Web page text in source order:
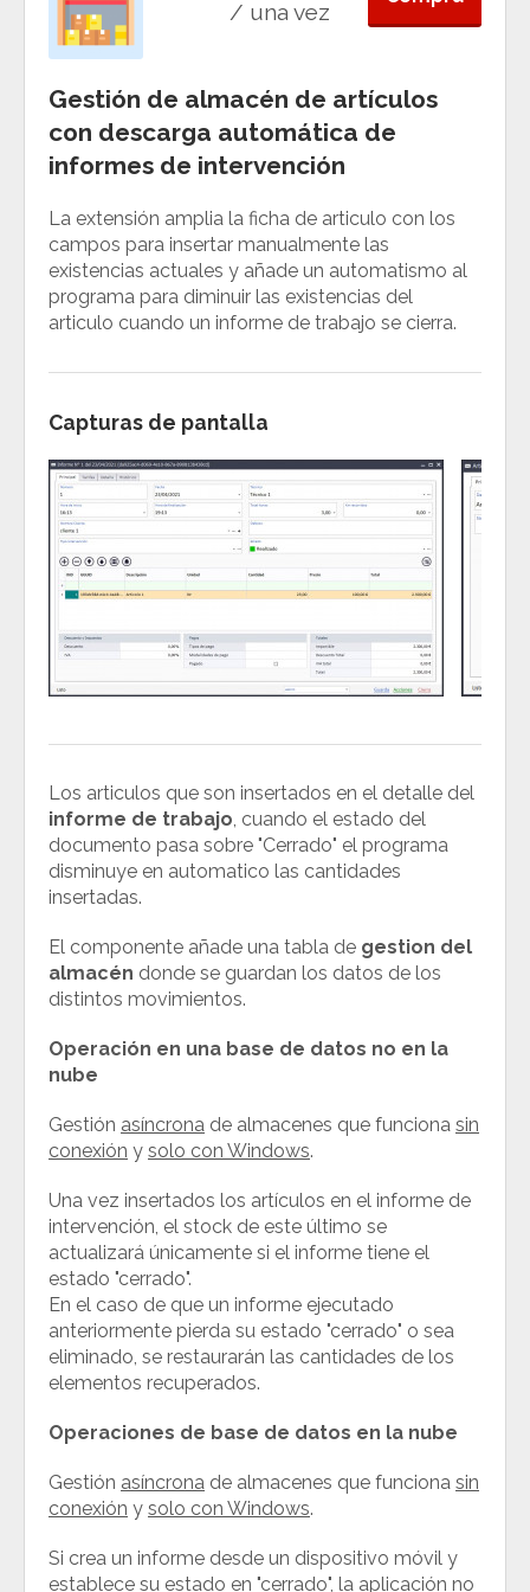
/ una vez
Gestión de almacén de artículos
con descarga automática de
informes de intervención
La extensión amplia la ficha de articulo con los
campos para insertar manualmente las
existencias actuales y añade un automatismo al
programa para diminuir las existencias del
articulo cuando un informe de trabajo se cierra.
Capturas de pantalla
Los articulos que son insertados en el detalle del
informe de trabajo , cuando el estado del
documento pasa sobre "Cerrado" el programa
disminuye en automatico las cantidades
insertadas.
El componente añade una tabla de gestion del
almacén donde se guardan los datos de los
distintos movimientos.
Operación en una base de datos no en la
nube
Gestión asíncrona de almacenes que funciona sin
conexión y solo con Windows.
Una vez insertados los artículos en el informe de
intervención, el stock de este último se
actualizará únicamente si el informe tiene el
estado "cerrado".
En el caso de que un informe ejecutado
anteriormente pierda su estado "cerrado" o sea
eliminado, se restaurarán las cantidades de los
elementos recuperados.
Operaciones de base de datos en la nube
Gestión asíncrona de almacenes que funciona sin
conexión y solo con Windows.
Si crea un informe desde un dispositivo móvil y
establece su estado en "cerrado", la aplicación no